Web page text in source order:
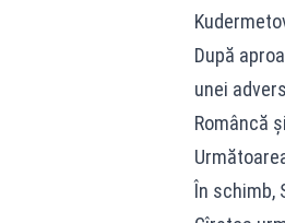
După
unei
Româncă
În schimb,